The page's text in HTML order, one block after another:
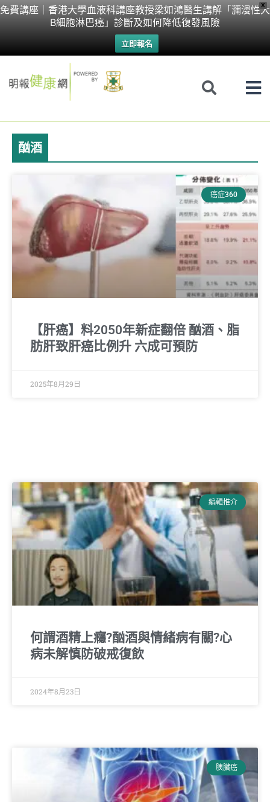
X
免費講座｜香港大學血液科講座教授梁如鴻醫生講解「瀰漫性大
B細胞淋巴癌」診斷及如何降低復發風險
立即報名
Skip
酗酒
癌症360
【肝癌】料2050年新症翻倍 酗酒、脂
肪肝致肝癌比例升 六成可預防
2025年8月29日
編輯推介
何謂酒精上癮?酗酒與情緒病有關?心
病未解慎防破戒復飲
2024年8月23日
胰臟癌